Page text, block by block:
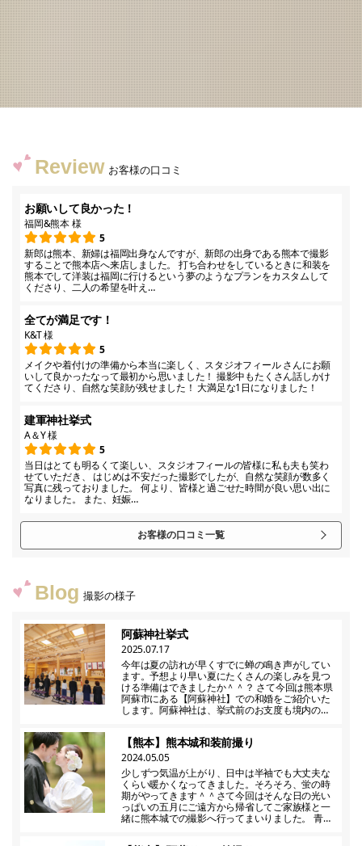
Review お客様の口コミ
お願いして良かった！
福岡&熊本 様
5
新郎は熊本、新婦は福岡出身なんですが、新郎の出身である熊本で撮影
することで熊本店へ来店しました。 打ち合わせをしているときに和装を
熊本でして洋装は福岡に行けるという夢のようなプランをカスタムして
くださり、二人の希望を叶え…
全てが満足です！
K&T 様
5
メイクや着付けの準備から本当に楽しく、スタジオフィール さんにお願
いして良かったなって最初から思いました！ 撮影中もたくさん話しかけ
てくださり、自然な笑顔が残せました！ 大満足な1日になりました！
建軍神社挙式
A＆Y 様
5
当日はとても明るくて楽しい、スタジオフィールの皆様に私も夫も笑わ
せていただき、 はじめは不安だった撮影でしたが、自然な笑顔が数多く
写真に残っておりました。 何より、皆様と過ごせた時間が良い思い出に
なりました。 また、妊娠…
お客様の口コミ一覧
Blog 撮影の様子
阿蘇神社挙式
2025.07.17
今年は夏の訪れが早くすでに蝉の鳴き声がしてい
ます。予想より早い夏にたくさんの楽しみを見つ
ける準備はできましたか＾＾？ さて今回は熊本県
阿蘇市にある【阿蘇神社】での和婚をご紹介いた
します。阿蘇神社は、挙式前のお支度も境内の…
【熊本】熊本城和装前撮り
2024.05.05
少しずつ気温が上がり、日中は半袖でも大丈夫な
くらい暖かくなってきました。そろそろ、蛍の時
期がやってきます＾＾さて今回はそんな日の光い
っぱいの五月にご遠方から帰省してご家族様と一
緒に熊本城での撮影へ行ってまいりました。 青…